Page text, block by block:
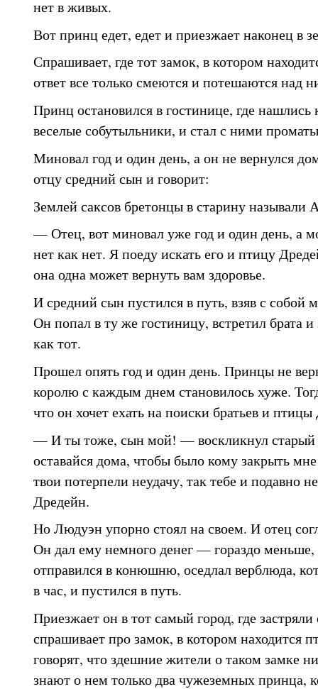
нет в живых.
Вот принц едет, едет и приезжает наконец в
Спрашивает, где тот замок, в котором
ответ все только смеются и потешаются над
Принц остановился в гостинице, где
веселые собутыльники, и стал с ними
Миновал год и один день, а он не вернулся
отцу средний сын и говорит:
Землей саксов бретонцы в старину называли
— Отец, вот миновал уже год и один день, а
нет как нет. Я поеду искать его и птицу
она одна может вернуть вам здоровье.
И средний сын пустился в путь, взяв с собой
Он попал в ту же гостиницу, встретил брата
как тот.
Прошел опять год и один день. Принцы не
королю с каждым днем становилось хуже.
что он хочет ехать на поиски братьев и
— И ты тоже, сын мой! — воскликнул
оставайся дома, чтобы было кому закрыть
твои потерпели неудачу, так тебе и подавно
Дредейн.
Но Людуэн упорно стоял на своем. И отец
Он дал ему немного денег — гораздо
отправился в конюшню, оседлал верблюда,
в час, и пустился в путь.
Приезжает он в тот самый город, где застряли
спрашивает про замок, в котором находится
говорят, что здешние жители о таком замке
знают о нем только два чужеземных принца,